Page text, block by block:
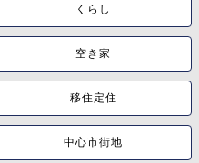
くらし
空き家
移住定住
中心市街地